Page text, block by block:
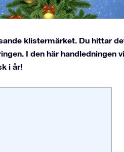
klistermärket. Du hittar
I den här handledningen
i år!